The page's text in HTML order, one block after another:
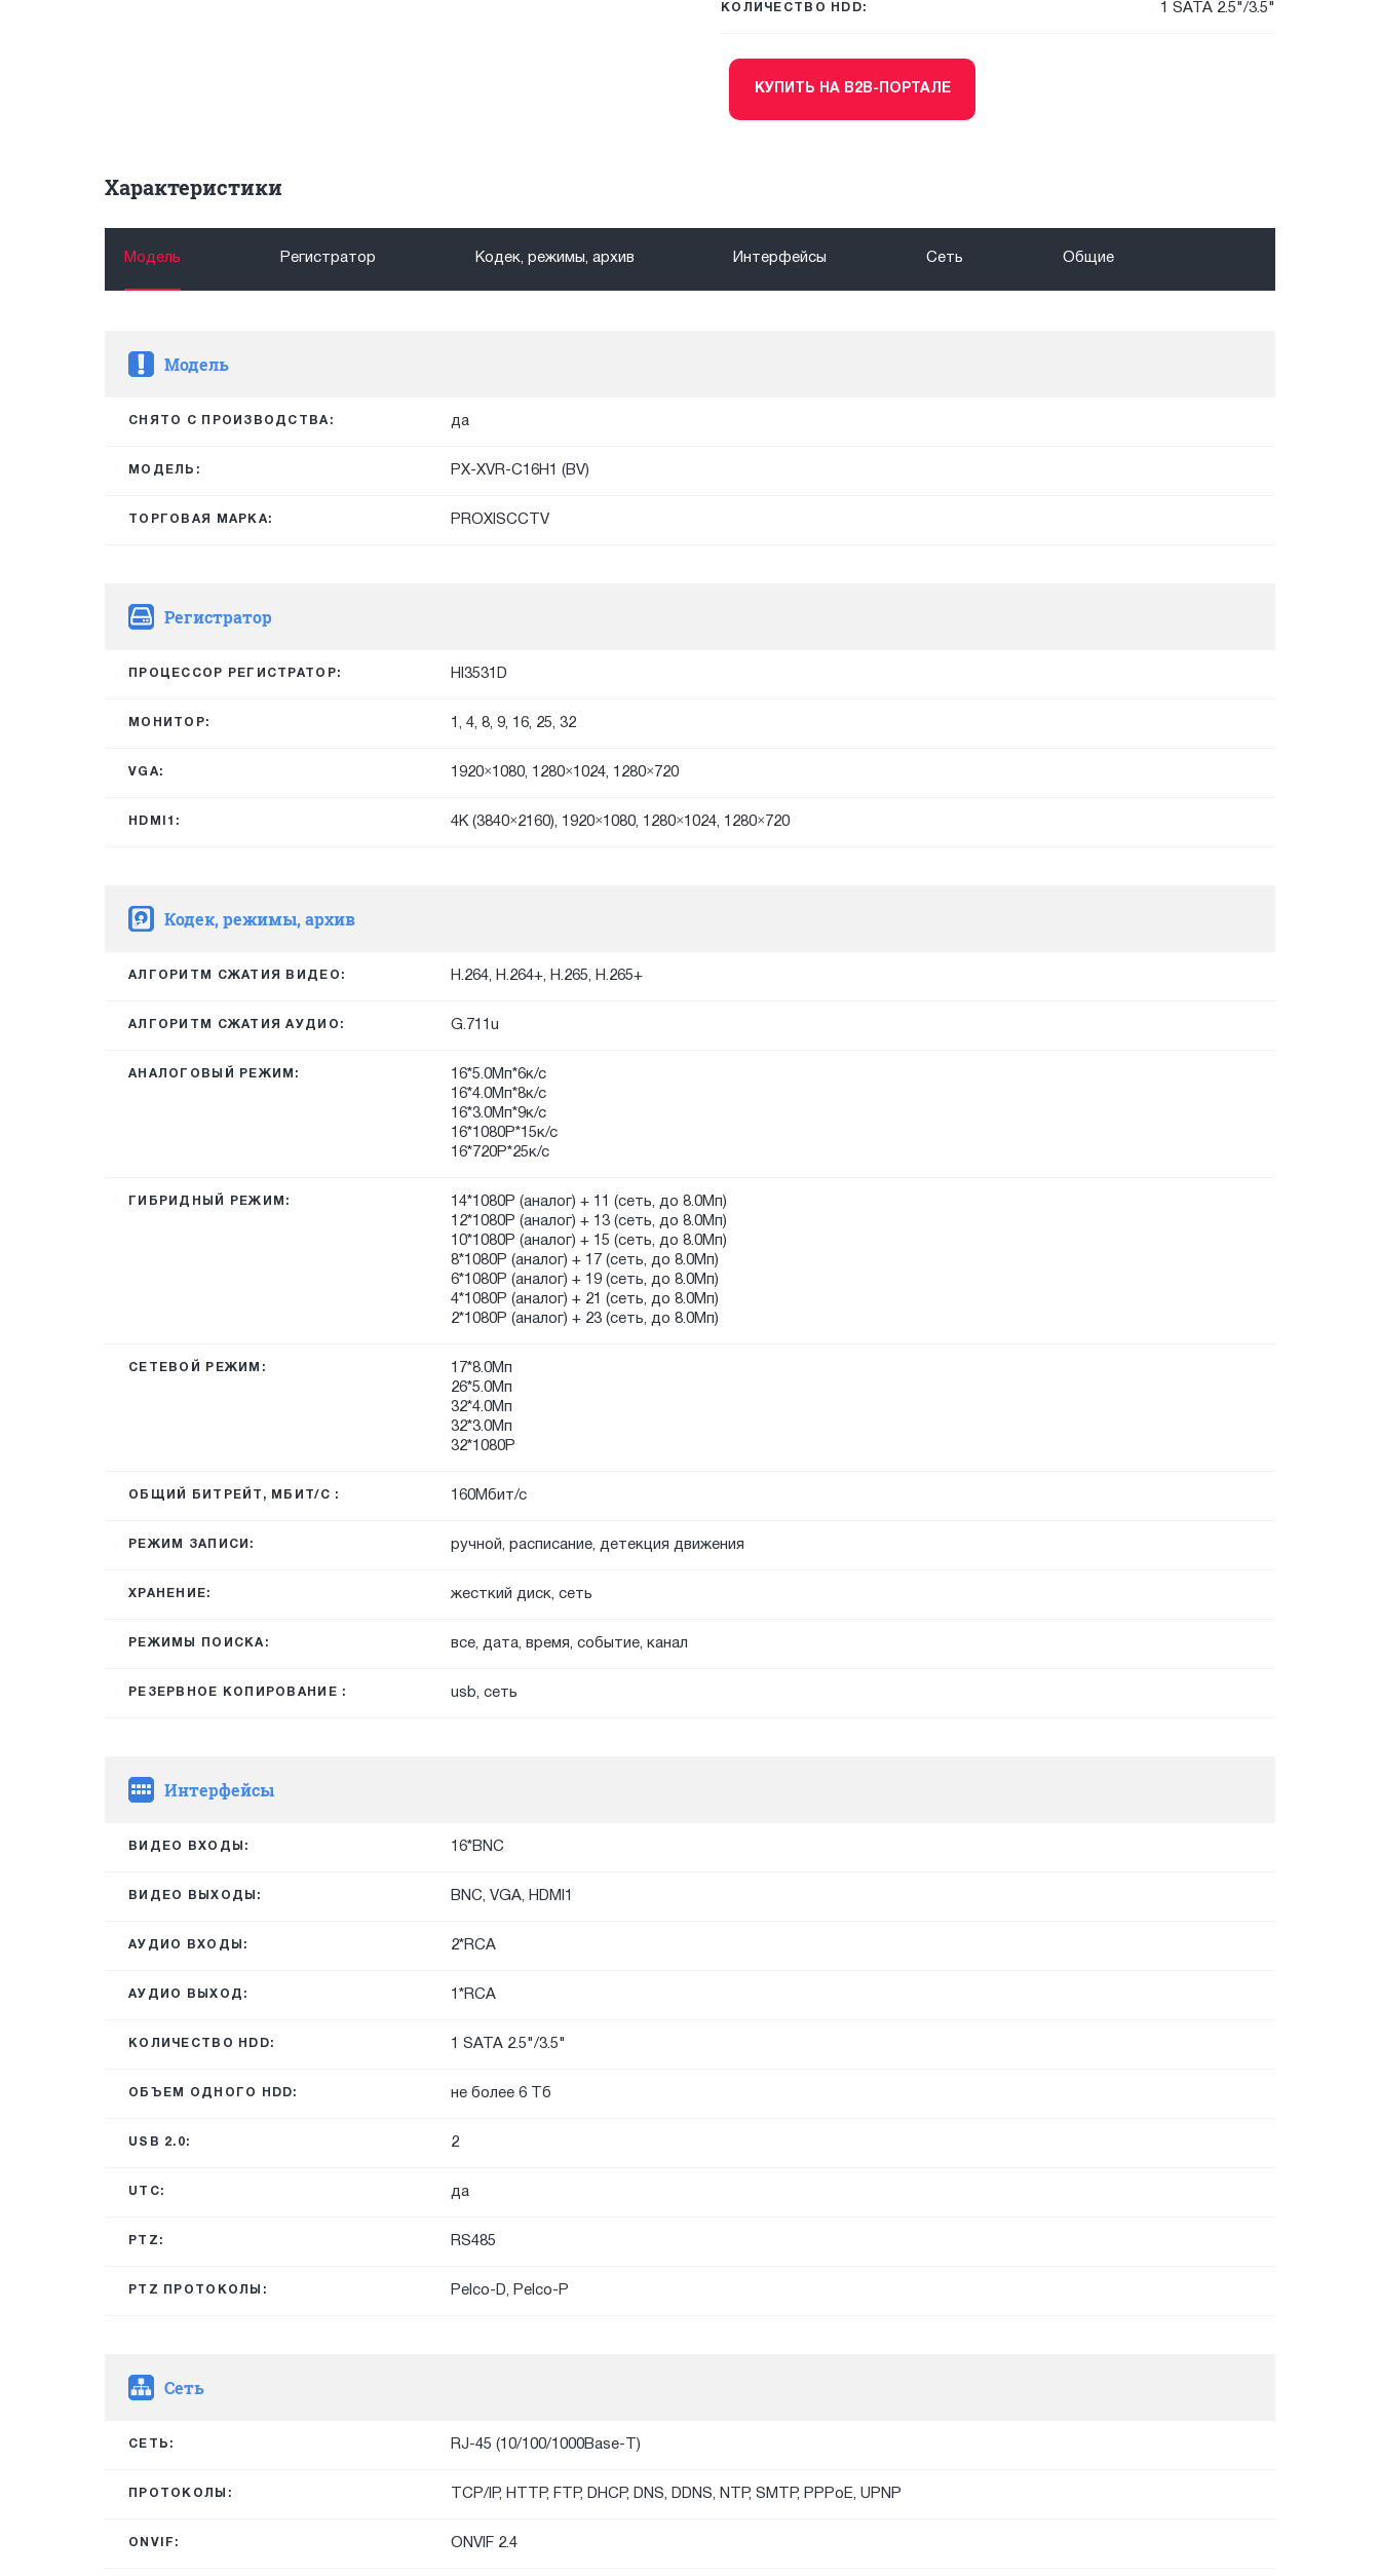
КОЛИЧЕСТВО HDD: 1 SATA 2.5"/3.5"
КУПИТЬ НА B2B-ПОРТАЛЕ
Характеристики
Модель Регистратор Кодек, режимы, архив Интерфейсы Сеть Общие
Модель
СНЯТО С ПРОИЗВОДСТВА: да
МОДЕЛЬ: PX-XVR-C16H1 (BV)
ТОРГОВАЯ МАРКА: PROXISCCTV
Регистратор
ПРОЦЕССОР РЕГИСТРАТОР: HI3531D
МОНИТОР: 1, 4, 8, 9, 16, 25, 32
VGA: 1920×1080, 1280×1024, 1280×720
HDMI1: 4K (3840×2160), 1920×1080, 1280×1024, 1280×720
Кодек, режимы, архив
АЛГОРИТМ СЖАТИЯ ВИДЕО: H.264, H.264+, H.265, H.265+
АЛГОРИТМ СЖАТИЯ АУДИО: G.711u
АНАЛОГОВЫЙ РЕЖИМ:
16*5.0Мп*6к/с
16*4.0Мп*8к/с
16*3.0Мп*9к/с
16*1080P*15к/с
16*720P*25к/с
ГИБРИДНЫЙ РЕЖИМ:
14*1080P (аналог) + 11 (сеть, до 8.0Мп)
12*1080P (аналог) + 13 (сеть, до 8.0Мп)
10*1080P (аналог) + 15 (сеть, до 8.0Мп)
8*1080P (аналог) + 17 (сеть, до 8.0Мп)
6*1080P (аналог) + 19 (сеть, до 8.0Мп)
4*1080P (аналог) + 21 (сеть, до 8.0Мп)
2*1080P (аналог) + 23 (сеть, до 8.0Мп)
СЕТЕВОЙ РЕЖИМ:
17*8.0Мп
26*5.0Мп
32*4.0Мп
32*3.0Мп
32*1080P
ОБЩИЙ БИТРЕЙТ, МБИТ/С : 160Мбит/с
РЕЖИМ ЗАПИСИ: ручной, расписание, детекция движения
ХРАНЕНИЕ: жесткий диск, сеть
РЕЖИМЫ ПОИСКА: все, дата, время, событие, канал
РЕЗЕРВНОЕ КОПИРОВАНИЕ : usb, сеть
Интерфейсы
ВИДЕО ВХОДЫ: 16*BNC
ВИДЕО ВЫХОДЫ: BNC, VGA, HDMI1
АУДИО ВХОДЫ: 2*RCA
АУДИО ВЫХОД: 1*RCA
КОЛИЧЕСТВО HDD: 1 SATA 2.5"/3.5"
ОБЪЕМ ОДНОГО HDD: не более 6 Тб
USB 2.0: 2
UTC: да
PTZ: RS485
PTZ ПРОТОКОЛЫ: Pelco-D, Pelco-P
Сеть
СЕТЬ: RJ-45 (10/100/1000Base-T)
ПРОТОКОЛЫ: TCP/IP, HTTP, FTP, DHCP, DNS, DDNS, NTP, SMTP, PPPoE, UPNP
ONVIF: ONVIF 2.4